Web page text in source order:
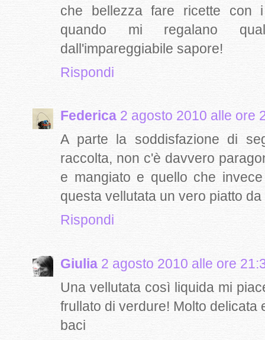
che bellezza fare ricette con
quando mi regalano
dall'impareggiabile sapore!
Rispondi
Federica 2 agosto 2010 alle ore
A parte la soddisfazione di
raccolta, non c'è davvero
e mangiato e quello che
questa vellutata un vero piatto
Rispondi
Giulia 2 agosto 2010 alle ore
Una vellutata così liquida mi
frullato di verdure! Molto delicata
baci